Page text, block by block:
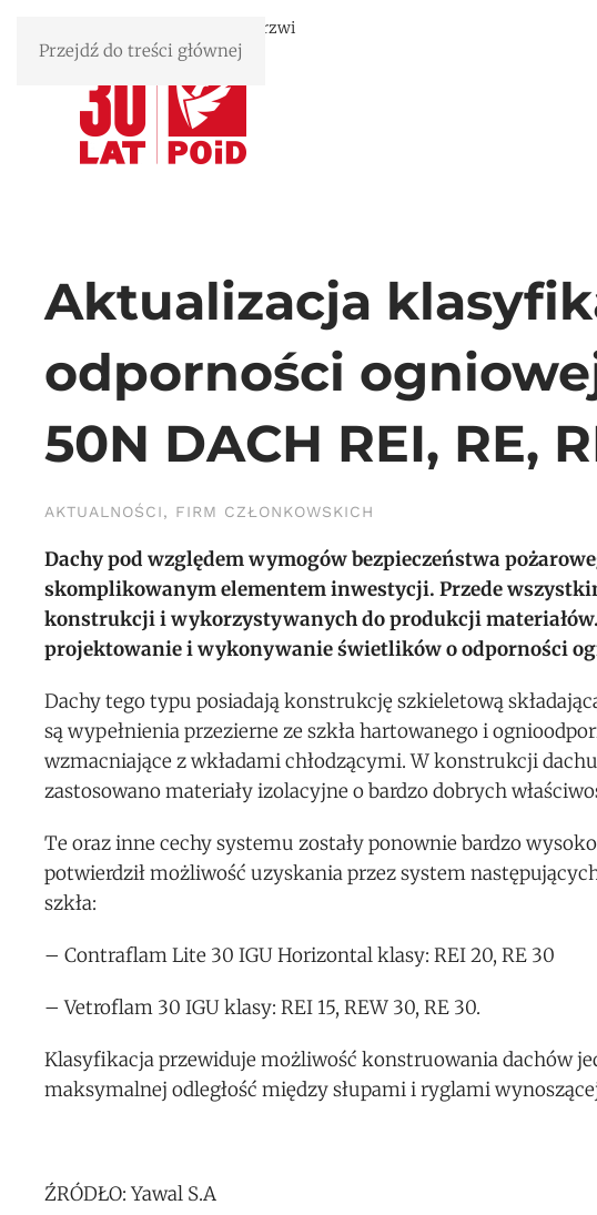
Przejdź do treści głównej
Związek Polskie Okna i Drzwi
Aktualizacja
odporności
50N DACH REI, RE,
AKTUALNOŚCI, FIRM CZŁONKOWSKICH
Dachy pod względem wymogów bezpieczeństwa
skomplikowanym elementem inwestycji. Przede
konstrukcji i wykorzystywanych do produkcji materiałów.
projektowanie i wykonywanie świetlików o odporności
Dachy tego typu posiadają konstrukcję szkieletową
są wypełnienia przezierne ze szkła hartowanego i
wzmacniające z wkładami chłodzącymi. W konstrukcji
zastosowano materiały izolacyjne o bardzo dobrych
Te oraz inne cechy systemu zostały ponownie bardzo
potwierdził możliwość uzyskania przez system
szkła:
– Contraflam Lite 30 IGU Horizontal klasy: REI 20, RE 30
– Vetroflam 30 IGU klasy: REI 15, REW 30, RE 30.
Klasyfikacja przewiduje możliwość konstruowania dachów
maksymalnej odległość między słupami i ryglami
ŹRÓDŁO: Yawal S.A